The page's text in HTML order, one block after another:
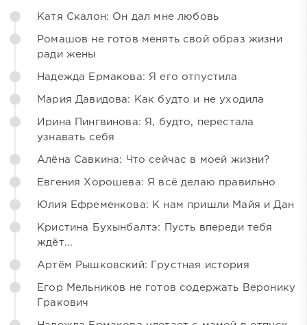
Катя Скалон: Он дал мне любовь
Ромашов не готов менять свой образ жизни
ради жены
Надежда Ермакова: Я его отпустила
Мария Давидова: Как будто и не уходила
Ирина Пингвинова: Я, будто, перестала
узнавать себя
Алёна Савкина: Что сейчас в моей жизни?
Евгения Хорошева: Я всё делаю правильно
Юлия Ефременкова: К нам пришли Майя и Дан
Кристина Бухынбалтэ: Пусть впереди тебя
ждёт...
Артём Рышковский: Грустная история
Егор Мельников не готов содержать Веронику
Гракович